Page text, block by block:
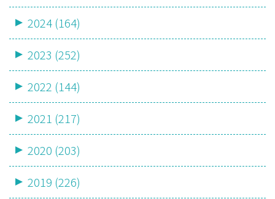
2024 (164)
2023 (252)
2022 (144)
2021 (217)
2020 (203)
2019 (226)